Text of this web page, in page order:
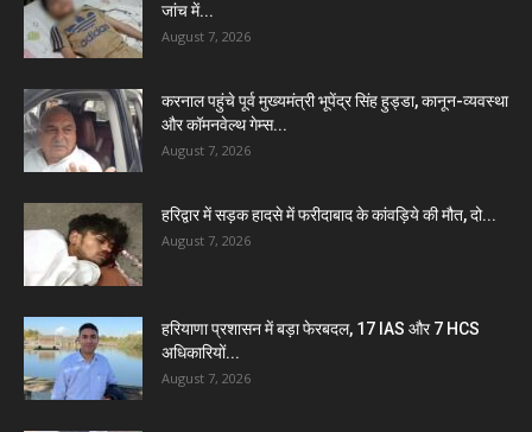
जांच में...
August 7, 2026
करनाल पहुंचे पूर्व मुख्यमंत्री भूपेंद्र सिंह हुड्डा, कानून-व्यवस्था
और कॉमनवेल्थ गेम्स...
August 7, 2026
हरिद्वार में सड़क हादसे में फरीदाबाद के कांवड़िये की मौत, दो...
August 7, 2026
हरियाणा प्रशासन में बड़ा फेरबदल, 17 IAS और 7 HCS
अधिकारियों...
August 7, 2026